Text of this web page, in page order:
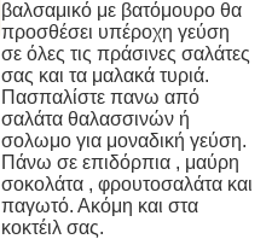
βαλσαμικό με βατόμουρο θα
προσθέσει υπέροχη γεύση
σε όλες τις πράσινες σαλάτες
σας και τα μαλακά τυριά.
Πασπαλίστε πανω από
σαλάτα θαλασσινών ή
σολωμο για μοναδική γεύση.
Πάνω σε επιδόρπια , μαύρη
σοκολάτα , φρουτοσαλάτα και
παγωτό. Ακόμη και στα
κοκτέιλ σας.